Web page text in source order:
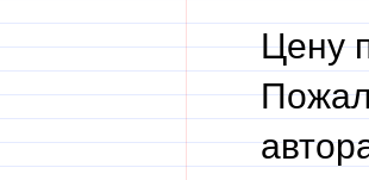
Цену